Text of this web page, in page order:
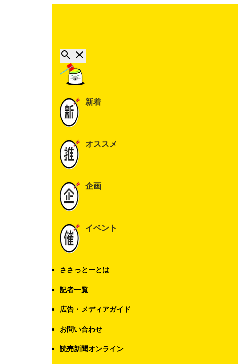
新着
オススメ
企画
イベント
ささっとーとは
記者一覧
広告・メディアガイド
お問い合わせ
読売新聞オンライン